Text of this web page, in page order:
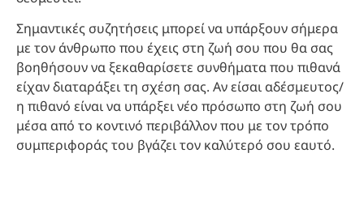
Σημαντικές συζητήσεις μπορεί να υπάρξουν σήμερα
με τον άνθρωπο που έχεις στη ζωή σου που θα σας
βοηθήσουν να ξεκαθαρίσετε συνθήματα που πιθανά
είχαν διαταράξει τη σχέση σας. Αν είσαι αδέσμευτος/
η πιθανό είναι να υπάρξει νέο πρόσωπο στη ζωή σου
μέσα από το κοντινό περιβάλλον που με τον τρόπο
συμπεριφοράς του βγάζει τον καλύτερό σου εαυτό.